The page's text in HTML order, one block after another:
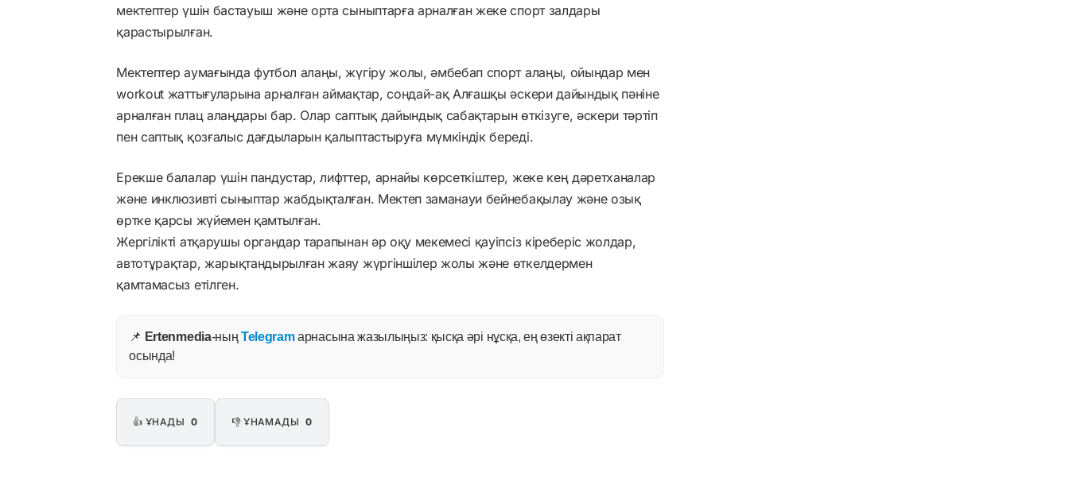
мектептер үшін бастауыш және орта сыныптарға арналған жеке спорт залдары
қарастырылған.
Мектептер аумағында футбол алаңы, жүгіру жолы, әмбебап спорт алаңы, ойындар мен
workout жаттығуларына арналған аймақтар, сондай-ақ Алғашқы әскери дайындық пәніне
арналған плац алаңдары бар. Олар саптық дайындық сабақтарын өткізуге, әскери тәртіп
пен саптық қозғалыс дағдыларын қалыптастыруға мүмкіндік береді.
Ерекше балалар үшін пандустар, лифттер, арнайы көрсеткіштер, жеке кең дәретханалар
және инклюзивті сыныптар жабдықталған. Мектеп заманауи бейнебақылау және озық
өртке қарсы жүйемен қамтылған.
Жергілікті атқарушы органдар тарапынан әр оқу мекемесі қауіпсіз кіреберіс жолдар,
автотұрақтар, жарықтандырылған жаяу жүргіншілер жолы және өткелдермен
қамтамасыз етілген.
📌 Ertenmedia-ның Telegramарнасына жазылыңыз: қысқа әрі нұсқа, ең өзекті ақпарат
осында!
👍 ҰНАДЫ 0 👎 ҰНАМАДЫ 0